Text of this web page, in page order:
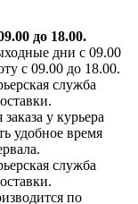
до 18.00.
дни с 09.00
с 09.00 до 18.00.
служба
у курьера
удобное время
служба
по